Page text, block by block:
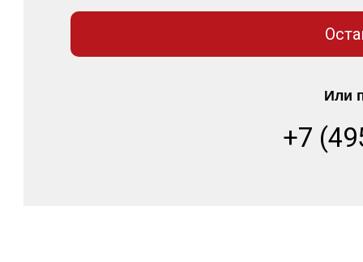
Или
+7